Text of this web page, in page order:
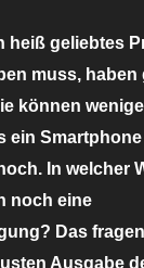
heiß geliebtes
muss, haben
können
ein
In welcher
noch eine
Das
Ausgabe